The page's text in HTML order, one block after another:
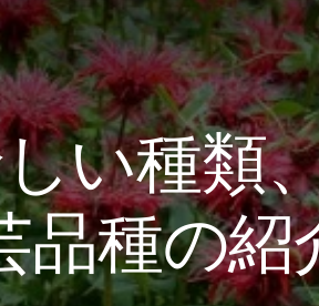
い種類
品種の紹